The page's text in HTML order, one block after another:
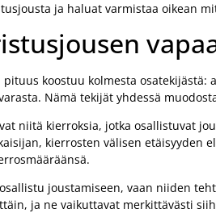
ja haluat varmistaa oikean
pituus koostuu kolmesta
Nämä tekijät yhdessä
niitä kierroksia, jotka osallistuvat
kierrosten välisen etäisyyden
joustamiseen, vaan niiden
ja ne vaikuttavat merkittävästi